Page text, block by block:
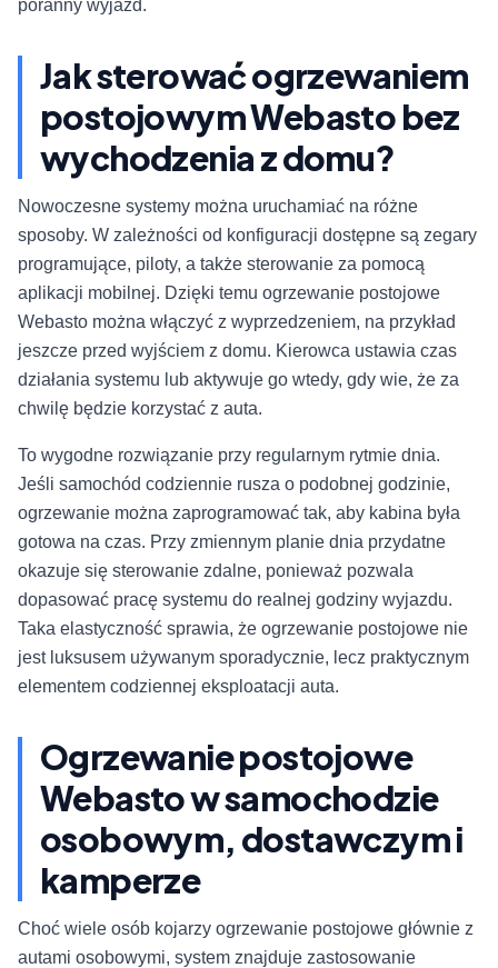
poranny wyjazd.
Jak sterować ogrzewaniem
postojowym Webasto bez
wychodzenia z domu?
Nowoczesne systemy można uruchamiać na różne
sposoby. W zależności od konfiguracji dostępne są zegary
programujące, piloty, a także sterowanie za pomocą
aplikacji mobilnej. Dzięki temu ogrzewanie postojowe
Webasto można włączyć z wyprzedzeniem, na przykład
jeszcze przed wyjściem z domu. Kierowca ustawia czas
działania systemu lub aktywuje go wtedy, gdy wie, że za
chwilę będzie korzystać z auta.
To wygodne rozwiązanie przy regularnym rytmie dnia.
Jeśli samochód codziennie rusza o podobnej godzinie,
ogrzewanie można zaprogramować tak, aby kabina była
gotowa na czas. Przy zmiennym planie dnia przydatne
okazuje się sterowanie zdalne, ponieważ pozwala
dopasować pracę systemu do realnej godziny wyjazdu.
Taka elastyczność sprawia, że ogrzewanie postojowe nie
jest luksusem używanym sporadycznie, lecz praktycznym
elementem codziennej eksploatacji auta.
Ogrzewanie postojowe
Webasto w samochodzie
osobowym, dostawczym i
kamperze
Choć wiele osób kojarzy ogrzewanie postojowe głównie z
autami osobowymi, system znajduje zastosowanie